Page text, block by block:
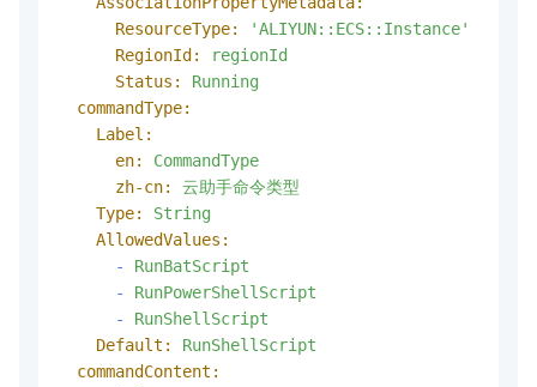
ResourceType:
'ALIYUN::ECS::Instance'
RegionId:
regionId
Status:
Running
commandType:
Label:
en:
CommandType
zh-cn:
云助手命令类型
Type:
String
AllowedValues:
-
RunBatScript
-
RunPowerShellScript
-
RunShellScript
Default:
RunShellScript
commandContent: